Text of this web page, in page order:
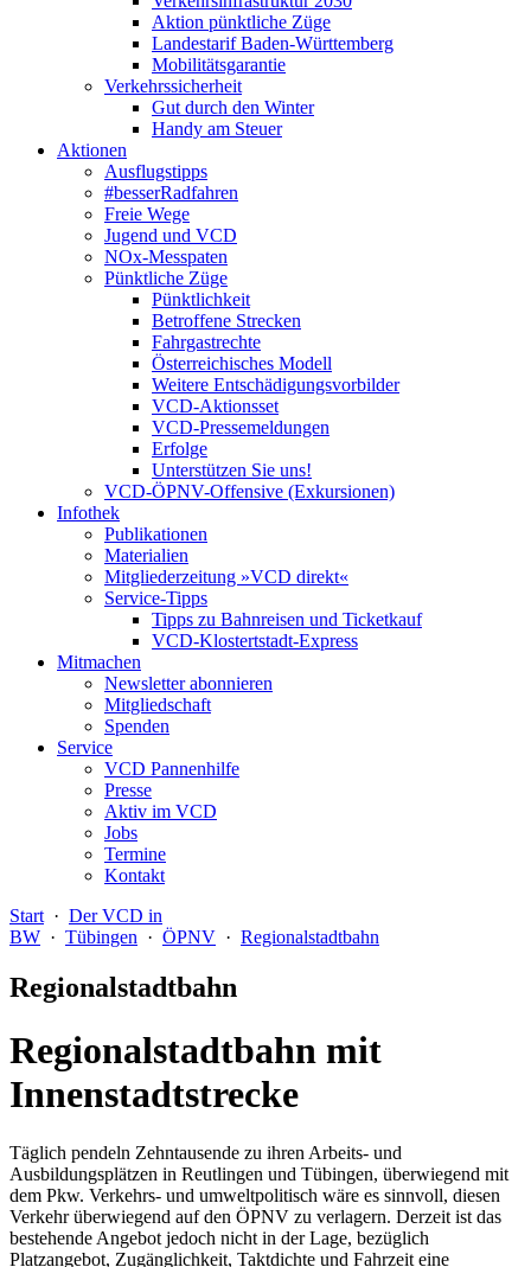
Aktion pünktliche Züge
Landestarif Baden-Württemberg
Mobilitätsgarantie
Verkehrssicherheit
Gut durch den Winter
Handy am Steuer
Aktionen
Ausflugstipps
#besserRadfahren
Freie Wege
Jugend und VCD
NOx-Messpaten
Pünktliche Züge
Pünktlichkeit
Betroffene Strecken
Fahrgastrechte
Österreichisches Modell
Weitere Entschädigungsvorbilder
VCD-Aktionsset
VCD-Pressemeldungen
Erfolge
Unterstützen Sie uns!
VCD-ÖPNV-Offensive (Exkursionen)
Infothek
Publikationen
Materialien
Mitgliederzeitung »VCD direkt«
Service-Tipps
Tipps zu Bahnreisen und Ticketkauf
VCD-Klostertstadt-Express
Mitmachen
Newsletter abonnieren
Mitgliedschaft
Spenden
Service
VCD Pannenhilfe
Presse
Aktiv im VCD
Jobs
Termine
Kontakt
Start · Der VCD in
BW · Tübingen · ÖPNV · Regionalstadtbahn
Regionalstadtbahn
Regionalstadtbahn mit
Innenstadtstrecke
Täglich pendeln Zehntausende zu ihren Arbeits- und
Ausbildungsplätzen in Reutlingen und Tübingen, überwiegend mit
dem Pkw. Verkehrs- und umweltpolitisch wäre es sinnvoll, diesen
Verkehr überwiegend auf den ÖPNV zu verlagern. Derzeit ist das
bestehende Angebot jedoch nicht in der Lage, bezüglich
Platzangebot, Zugänglichkeit, Taktdichte und Fahrzeit eine